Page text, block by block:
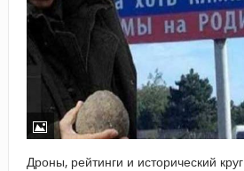
Дроны, рейтинги и исторический круг